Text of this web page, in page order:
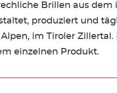
Brillen aus
produziert und
im Tiroler
einzelnen Produkt.